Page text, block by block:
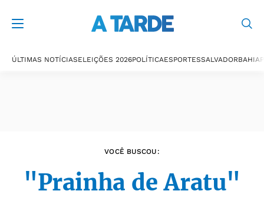
ÚLTIMAS NOTÍCIASELEIÇÕES 2026POLÍTICAESPORTESSALVADORBAHIA
VOCÊ BUSCOU:
"Prainha de Aratu"